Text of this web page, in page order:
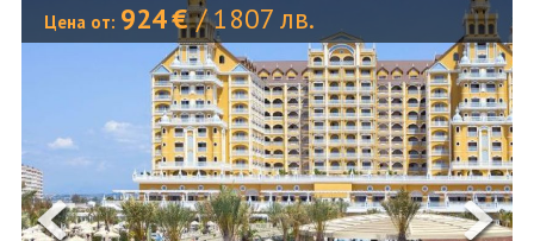
ОЩЕ
КОНТАКТИ
ФИРМЕНИ ДОКУМЕНТИ
0700 144 34 Запитване
Цена от: 924€ / 1807 лв.